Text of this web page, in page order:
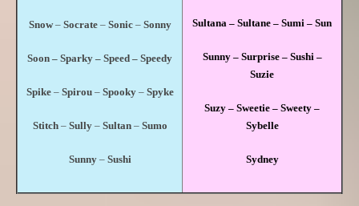
Snow– Socrate– Sonic– Sonny
Soon – Sparky – Speed – Speedy
Spike– Spirou– Spooky– Spyke
Stitch– Sully – Sultan – Sumo
Sunny– Sushi
Sultana – Sultane – Sumi – Sun
Sunny – Surprise – Sushi –
Suzie
Suzy – Sweetie – Sweety –
Sybelle
Sydney